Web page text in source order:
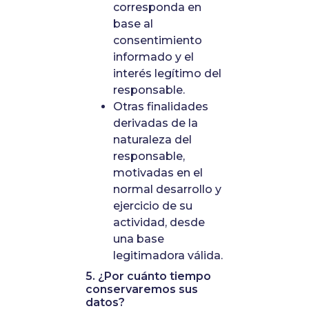
corresponda en
base al
consentimiento
informado y el
interés legítimo del
responsable.
Otras finalidades
derivadas de la
naturaleza del
responsable,
motivadas en el
normal desarrollo y
ejercicio de su
actividad, desde
una base
legitimadora válida.
5. ¿Por cuánto tiempo
conservaremos sus
datos?